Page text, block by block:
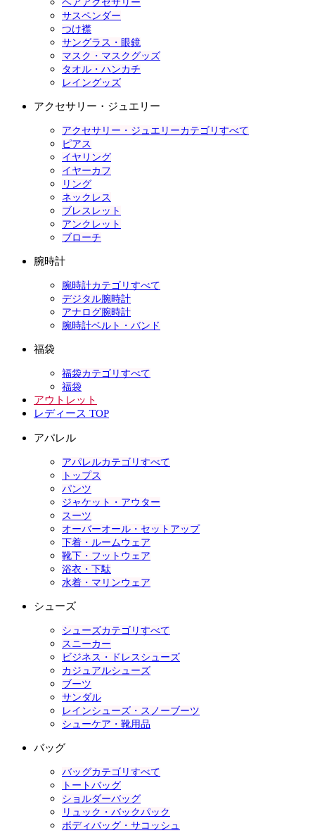
ヘアアクセサリー
サスペンダー
つけ襟
サングラス・眼鏡
マスク・マスクグッズ
タオル・ハンカチ
レイングッズ
アクセサリー・ジュエリー
アクセサリー・ジュエリーカテゴリすべて
ピアス
イヤリング
イヤーカフ
リング
ネックレス
ブレスレット
アンクレット
ブローチ
腕時計
腕時計カテゴリすべて
デジタル腕時計
アナログ腕時計
腕時計ベルト・バンド
福袋
福袋カテゴリすべて
福袋
アウトレット
レディース TOP
アパレル
アパレルカテゴリすべて
トップス
パンツ
ジャケット・アウター
スーツ
オーバーオール・セットアップ
下着・ルームウェア
靴下・フットウェア
浴衣・下駄
水着・マリンウェア
シューズ
シューズカテゴリすべて
スニーカー
ビジネス・ドレスシューズ
カジュアルシューズ
ブーツ
サンダル
レインシューズ・スノーブーツ
シューケア・靴用品
バッグ
バッグカテゴリすべて
トートバッグ
ショルダーバッグ
リュック・バックパック
ボディバッグ・サコッシュ